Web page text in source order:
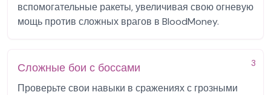
вспомогательные ракеты, увеличивая свою огневую
мощь против сложных врагов в BloodMoney.
3
Сложные бои с боссами
Проверьте свои навыки в сражениях с грозными